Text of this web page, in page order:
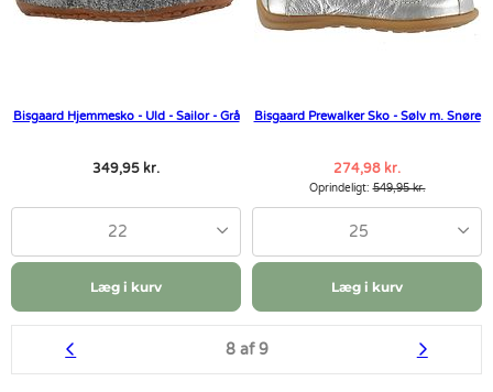
Bisgaard Hjemmesko - Uld - Sailor - Grå
349,95 kr.
22
Læg i kurv
Bisgaard Prewalker Sko - Sølv m. Snøre
274,98 kr.
Oprindeligt:549,95 kr.
25
Læg i kurv
8 af 9